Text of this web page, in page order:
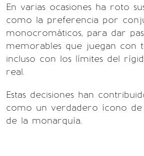
En varias ocasiones ha roto
como la preferencia por
monocromáticos, para dar
memorables que juegan con
incluso con los límites del
real.
Estas decisiones han
como un verdadero ícono
de la monarquía.